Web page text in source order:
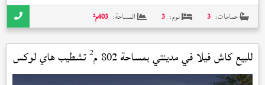
حمامات: 3 نوم: 3 المساحة: 403م²
للبيع كاش فيلا فيمدينتيبمساحة 802 م 2تشطيب هاي لوكس
استلام فوري